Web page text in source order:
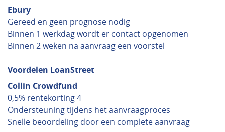
Ebury
Gereed en geen prognose nodig
Binnen 1 werkdag wordt er contact opgenomen
Binnen 2 weken na aanvraag een voorstel
Voordelen LoanStreet
Collin Crowdfund
0,5% rentekorting 4
Ondersteuning tijdens het aanvraagproces
Snelle beoordeling door een complete aanvraag